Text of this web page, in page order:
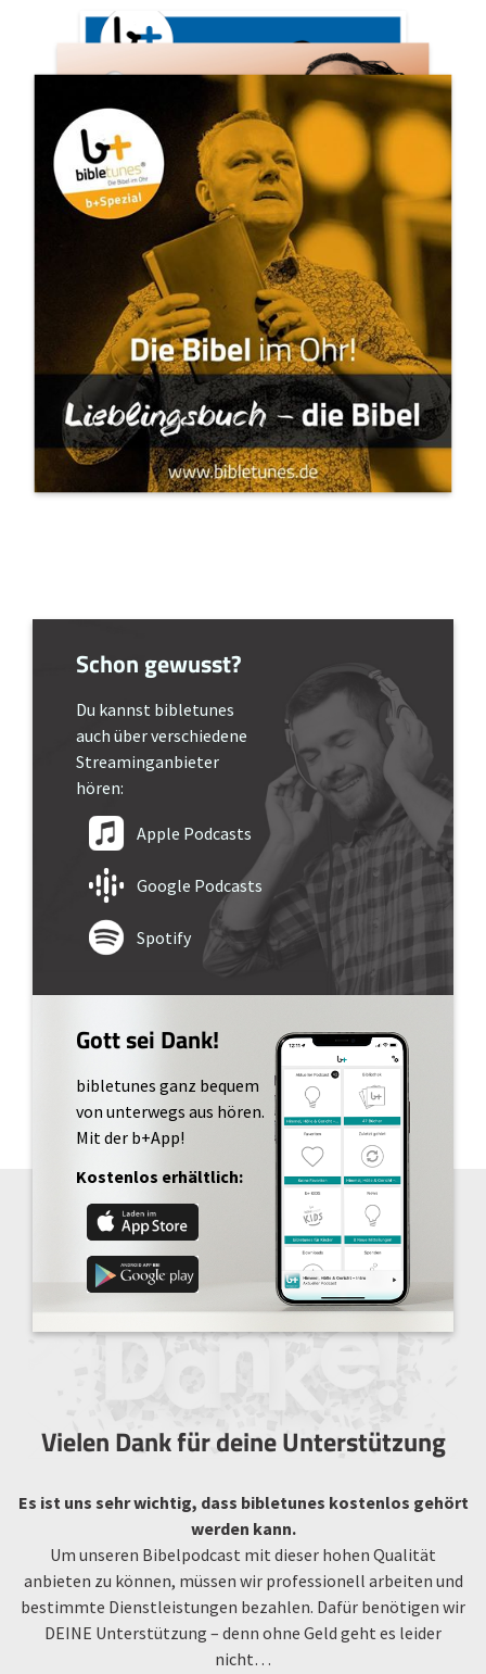
Schon gewusst?
Du kannst bibletunes
auch über verschiedene
Streaminganbieter
hören:
Apple Podcasts
Google Podcasts
Spotify
Gott sei Dank!
bibletunes ganz bequem
von unterwegs aus hören.
Mit der b+App!
Kostenlos erhältlich:
Vielen Dank für deine Unterstützung
Es ist uns sehr wichtig, dass bibletunes kostenlos gehört
werden kann.
Um unseren Bibelpodcast mit dieser hohen Qualität
anbieten zu können, müssen wir professionell arbeiten und
bestimmte Dienstleistungen bezahlen. Dafür benötigen wir
DEINE Unterstützung – denn ohne Geld geht es leider
nicht…